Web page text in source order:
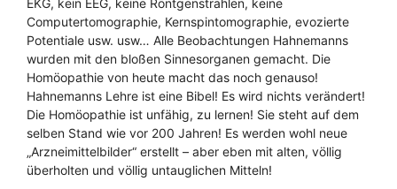
EKG, kein EEG, keine Röntgenstrahlen, keine
Computertomographie, Kernspintomographie, evozierte
Potentiale usw. usw… Alle Beobachtungen Hahnemanns
wurden mit den bloßen Sinnesorganen gemacht. Die
Homöopathie von heute macht das noch genauso!
Hahnemanns Lehre ist eine Bibel! Es wird nichts verändert!
Die Homöopathie ist unfähig, zu lernen! Sie steht auf dem
selben Stand wie vor 200 Jahren! Es werden wohl neue
„Arzneimittelbilder“ erstellt – aber eben mit alten, völlig
überholten und völlig untauglichen Mitteln!